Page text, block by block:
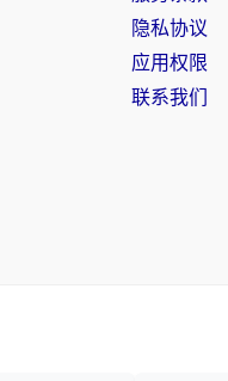
隐私协议
应用权限
联系我们